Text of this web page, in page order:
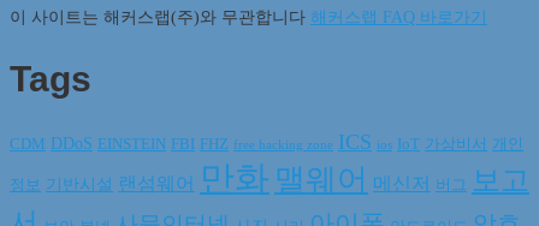
이 사이트는 해커스랩(주)와 무관합니다 해커스랩 FAQ 바로가기
Tags
CDM DDoS EINSTEIN FBI FHZ free hacking zone ICS ios IoT 가상비서 개인
정보 기반시설 랜섬웨어 만화 맬웨어 메신저 버그
보고